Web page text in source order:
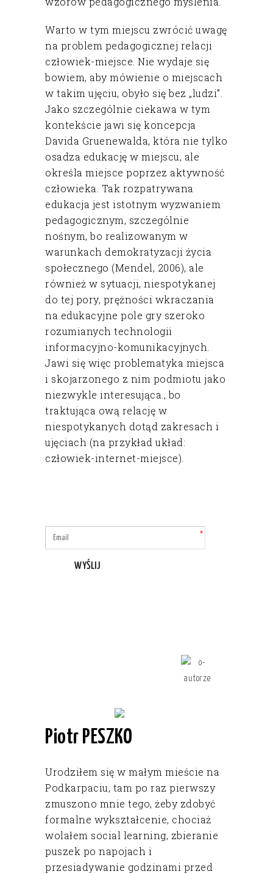
Warto w tym miejscu zwrócić uwagę
na problem pedagogicznej relacji
człowiek-miejsce. Nie wydaje się
bowiem, aby mówienie o miejscach
w takim ujęciu, obyło się bez „ludzi”.
Jako szczególnie ciekawa w tym
kontekście jawi się koncepcja
Davida Gruenewalda, która nie tylko
osadza edukację w miejscu, ale
określa miejsce poprzez aktywność
człowieka. Tak rozpatrywana
edukacja jest istotnym wyzwaniem
pedagogicznym, szczególnie
nośnym, bo realizowanym w
warunkach demokratyzacji życia
społecznego (Mendel, 2006), ale
również w sytuacji, niespotykanej
do tej pory, prężności wkraczania
na edukacyjne pole gry szeroko
rozumianych technologii
informacyjno-komunikacyjnych.
Jawi się więc problematyka miejsca
i skojarzonego z nim podmiotu jako
niezwykle interesująca., bo
traktująca ową relację w
niespotykanych dotąd zakresach i
ujęciach (na przykład układ:
człowiek-internet-miejsce).
WYŚLIJ
Piotr PESZKO
Urodziłem się w małym mieście na
Podkarpaciu, tam po raz pierwszy
zmuszono mnie tego, żeby zdobyć
formalne wykształcenie, chociaż
wolałem social learning, zbieranie
puszek po napojach i
przesiadywanie godzinami przed